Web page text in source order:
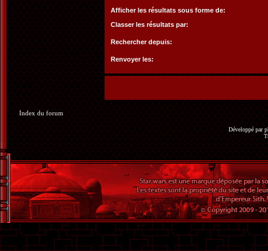
Afficher les résultats sous forme de:
Classer les résultats par:
Rechercher depuis:
Renvoyer les:
Index du forum
Développé par